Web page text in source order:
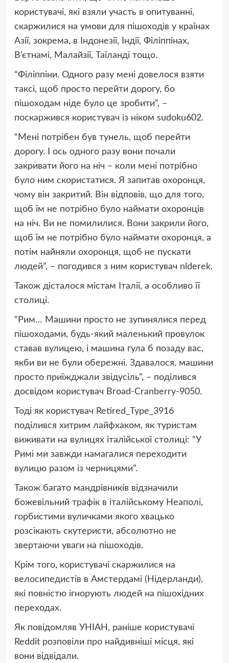
користувачі, які взяли участь в опитуванні,
скаржилися на умови для пішоходів у країнах
Азії, зокрема, в Індонезії, Індії, Філіппінах,
В’єтнамі, Малайзії, Таїланді тощо.
“Філіппіни. Одного разу мені довелося взяти
таксі, щоб просто перейти дорогу, бо
пішоходам ніде було це зробити”, –
поскаржився користувач із ніком sudoku602.
“Мені потрібен був тунель, щоб перейти
дорогу. І ось одного разу вони почали
закривати його на ніч – коли мені потрібно
було ним скористатися. Я запитав охоронця,
чому він закритий. Він відповів, що для того,
щоб їм не потрібно було наймати охоронців
на ніч. Ви не помилилися. Вони закрили його,
щоб їм не потрібно було наймати охоронця, а
потім найняли охоронця, щоб не пускати
людей”, – погодився з ним користувач nlderek.
Також дісталося містам Італії, а особливо її
столиці.
“Рим… Машини просто не зупинялися перед
пішоходами, будь-який маленький провулок
ставав вулицею, і машина гула б позаду вас,
якби ви не були обережні. Здавалося, машини
просто приїжджали звідусіль”, – поділився
досвідом користувач Broad-Cranberry-9050.
Тоді як користувач Retired_Type_3916
поділився хитрим лайфхаком, як туристам
виживати на вулицях італійської столиці: “У
Римі ми завжди намагалися переходити
вулицю разом із черницями”.
Також багато мандрівників відзначили
божевільний трафік в італійському Неаполі,
горбистими вуличками якого хвацько
розсікають скутеристи, абсолютно не
звертаючи уваги на пішоходів.
Крім того, користувачі скаржилися на
велосипедистів в Амстердамі (Нідерланди),
які повністю ігнорують людей на пішохідних
переходах.
Як повідомляв УНІАН, раніше користувачі
Reddit розповіли про найдивніші місця, які
вони відвідали.